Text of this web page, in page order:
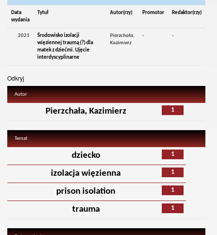
Data
wydania
Tytuł Autor(rzy) Promotor Redaktor(rzy)
2021
Środowisko izolacji
więziennej traumą (?) dla
matek z dziećmi. Ujęcie
interdyscyplinarne
Pierzchała,
Kazimierz
- -
Odkryj
Autor
1
Pierzchała, Kazimierz
Temat
1
dziecko
1
izolacja więzienna
1
prison isolation
1
trauma